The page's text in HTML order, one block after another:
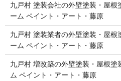
九戸村 塗装会社の外壁塗装・屋根
ーム ペイント・アート・藤原
九戸村 塗装業者の外壁塗装・屋根
ーム ペイント・アート・藤原
九戸村 増改築の外壁塗装・屋根塗
ム ペイント・アート・藤原